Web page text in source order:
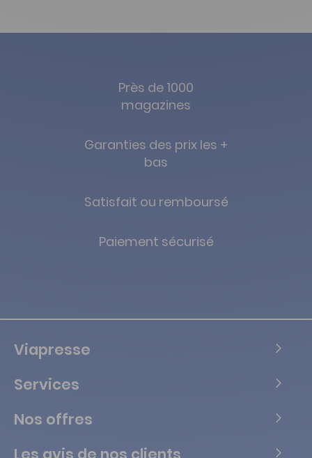
Près de 1000
magazines
Garanties des prix les +
bas
Satisfait ou remboursé
Paiement sécurisé
Viapresse
Services
Nos offres